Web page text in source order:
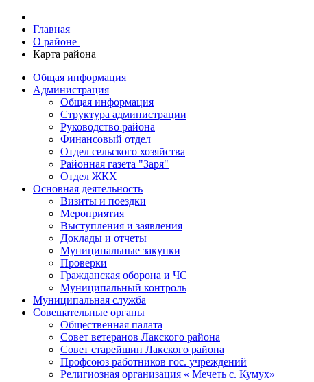
Главная
О районе
Карта района
Общая информация
Администрация
Общая информация
Структура администрации
Руководство района
Финансовый отдел
Отдел сельского хозяйства
Районная газета "Заря"
Отдел ЖКХ
Основная деятельность
Визиты и поездки
Мероприятия
Выступления и заявления
Доклады и отчеты
Муниципальные закупки
Проверки
Гражданская оборона и ЧС
Муниципальный контроль
Муниципальная служба
Совещательные органы
Общественная палата
Совет ветеранов Лакского района
Совет старейшин Лакского района
Профсоюз работников гос. учреждений
Религиозная организация « Мечеть с. Кумух»